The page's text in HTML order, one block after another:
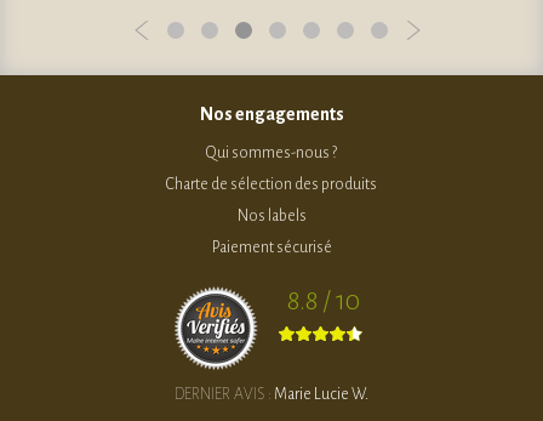
Nos engagements
Qui sommes-nous ?
Charte de sélection des produits
Nos labels
Paiement sécurisé
8.8 / 10
DERNIER AVIS : Marie Lucie W.